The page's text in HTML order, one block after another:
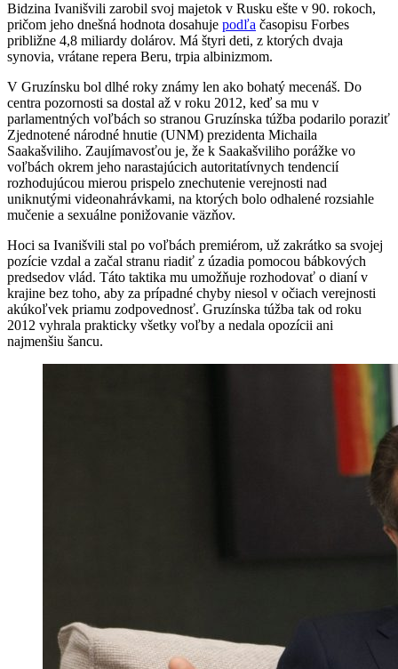
Bidzina Ivanišvili zarobil svoj majetok v Rusku ešte v 90. rokoch,
pričom jeho dnešná hodnota dosahuje podľa časopisu Forbes
približne 4,8 miliardy dolárov. Má štyri deti, z ktorých dvaja
synovia, vrátane repera Beru, trpia albinizmom.
V Gruzínsku bol dlhé roky známy len ako bohatý mecenáš. Do
centra pozornosti sa dostal až v roku 2012, keď sa mu v
parlamentných voľbách so stranou Gruzínska túžba podarilo poraziť
Zjednotené národné hnutie (UNM) prezidenta Michaila
Saakašviliho. Zaujímavosťou je, že k Saakašviliho porážke vo
voľbách okrem jeho narastajúcich autoritatívnych tendencií
rozhodujúcou mierou prispelo znechutenie verejnosti nad
uniknutými videonahrávkami, na ktorých bolo odhalené rozsiahle
mučenie a sexuálne ponižovanie väzňov.
Hoci sa Ivanišvili stal po voľbách premiérom, už zakrátko sa svojej
pozície vzdal a začal stranu riadiť z úzadia pomocou bábkových
predsedov vlád. Táto taktika mu umožňuje rozhodovať o dianí v
krajine bez toho, aby za prípadné chyby niesol v očiach verejnosti
akúkoľvek priamu zodpovednosť. Gruzínska túžba tak od roku
2012 vyhrala prakticky všetky voľby a nedala opozícii ani
najmenšiu šancu.